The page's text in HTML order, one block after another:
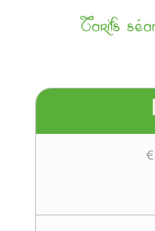
Tarifs
€